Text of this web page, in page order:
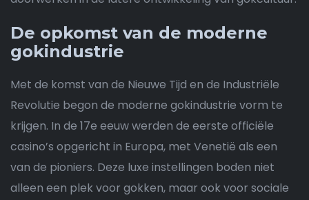
De opkomst van de moderne
gokindustrie
Met de komst van de Nieuwe Tijd en de Industriële
Revolutie begon de moderne gokindustrie vorm te
krijgen. In de 17e eeuw werden de eerste officiële
casino’s opgericht in Europa, met Venetië als een
van de pioniers. Deze luxe instellingen boden niet
alleen een plek voor gokken, maar ook voor sociale